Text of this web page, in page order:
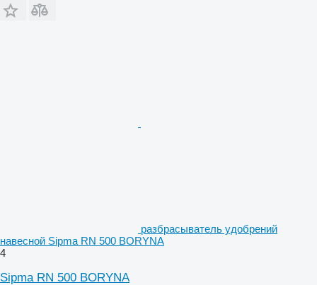
разбрасыватель удобрений
навесной Sipma RN 500 BORYNA
4
Sipma RN 500 BORYNA